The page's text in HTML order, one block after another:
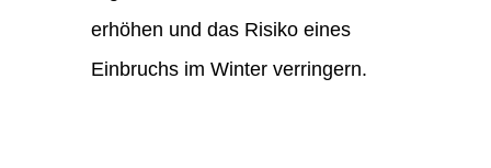
erhöhen und das Risiko eines
Einbruchs im Winter verringern.